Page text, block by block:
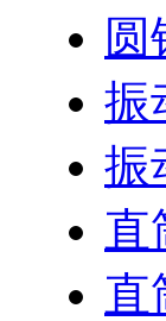
圆
振
振
直
直